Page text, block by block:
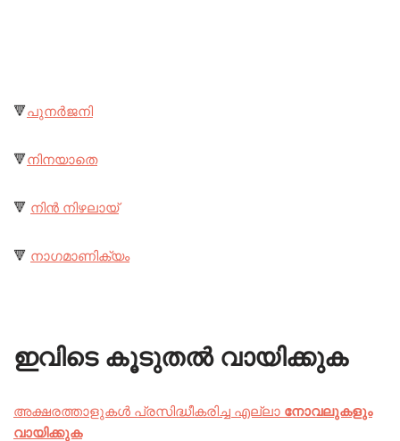
🔻പുനർജനി
🔻നിനയാതെ
🔻 നിൻ നിഴലായ്
🔻 നാഗമാണിക്യം
ഇവിടെ കൂടുതൽ വായിക്കുക
അക്ഷരത്താളുകൾ പ്രസിദ്ധീകരിച്ച എല്ലാ നോവലുകളും
വായിക്കുക